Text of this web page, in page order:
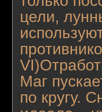
цели,
Маг
по кругу.